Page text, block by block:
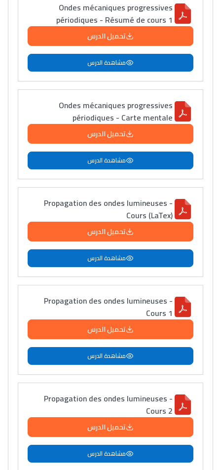
Ondes mécaniques progressives
périodiques - Résumé de cours 1
تحميل الدرس
مشاهدة الدرس
Ondes mécaniques progressives
périodiques - Carte mentale
تحميل الدرس
مشاهدة الدرس
Propagation des ondes lumineuses -
Cours (LaTex)
تحميل الدرس
مشاهدة الدرس
Propagation des ondes lumineuses -
Cours 1
تحميل الدرس
مشاهدة الدرس
Propagation des ondes lumineuses -
Cours 2
تحميل الدرس
مشاهدة الدرس